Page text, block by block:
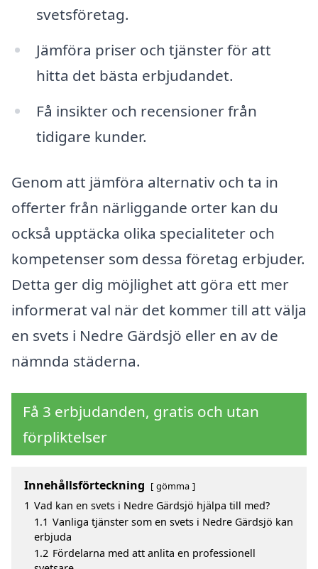
svetsföretag.
Jämföra priser och tjänster för att
hitta det bästa erbjudandet.
Få insikter och recensioner från
tidigare kunder.
Genom att jämföra alternativ och ta in
offerter från närliggande orter kan du
också upptäcka olika specialiteter och
kompetenser som dessa företag erbjuder.
Detta ger dig möjlighet att göra ett mer
informerat val när det kommer till att välja
en svets i Nedre Gärdsjö eller en av de
nämnda städerna.
Få 3 erbjudanden, gratis och utan
förpliktelser
Innehållsförteckning gömma
1 Vad kan en svets i Nedre Gärdsjö hjälpa till med?
1.1 Vanliga tjänster som en svets i Nedre Gärdsjö kan
erbjuda
1.2 Fördelarna med att anlita en professionell